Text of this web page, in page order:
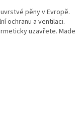
pěny v Evropě.
ochranu a ventilaci.
uzavřete. Made